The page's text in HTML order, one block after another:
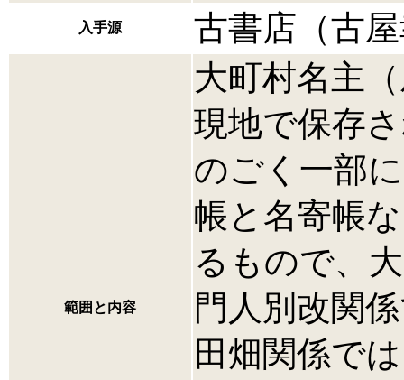
入手源 古書店（古
範囲と内容
大町村名主
現地で保存
のごく一部
帳と名寄帳
るもので、
門人別改関
田畑関係で